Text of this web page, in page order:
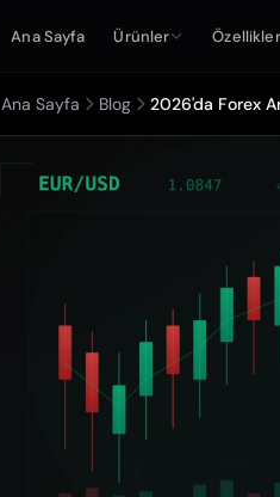
Ana Sayfa Ürünler Özellikler
Ana Sayfa Blog 2026'da Forex